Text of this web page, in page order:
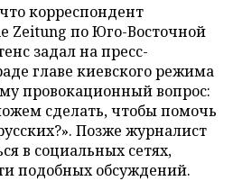
корреспондент
Zeitung по Юго-Восточной
задал на пресс-
главе киевского режима
провокационный вопрос:
сделать, чтобы помочь
Позже журналист
в социальных сетях,
подобных обсуждений.